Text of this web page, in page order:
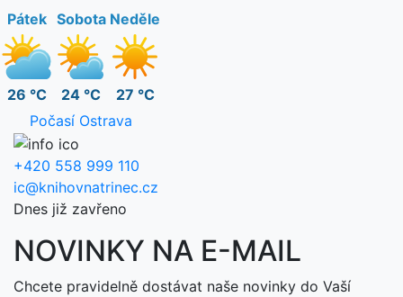
Pátek
26 °C
Sobota
24 °C
Neděle
27 °C
Počasí Ostrava
+420 558 999 110
ic@knihovnatrinec.cz
Dnes již zavřeno
NOVINKY NA E-MAIL
Chcete pravidelně dostávat naše novinky do Vaší